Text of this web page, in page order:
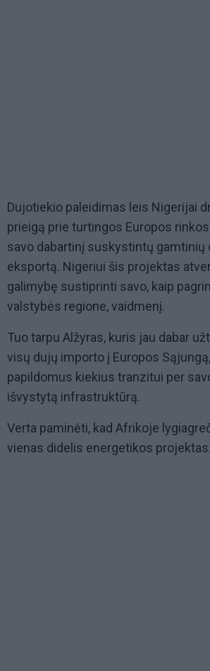
Dujotiekio paleidimas leis Nigerijai
prieigą prie turtingos Europos
savo dabartinį suskystintų gamtinių
eksportą. Nigeriui šis projektas
galimybę sustiprinti savo, kaip
valstybės regione, vaidmenį.
Tuo tarpu Alžyras, kuris jau dabar
visų dujų importo į Europos
papildomus kiekius tranzitui per
išvystytą infrastruktūrą.
Verta paminėti, kad Afrikoje
vienas didelis energetikos projektas.